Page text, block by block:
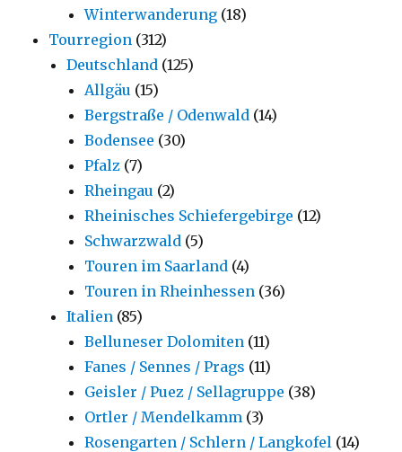
Winterwanderung (18)
Tourregion (312)
Deutschland (125)
Allgäu (15)
Bergstraße / Odenwald (14)
Bodensee (30)
Pfalz (7)
Rheingau (2)
Rheinisches Schiefergebirge (12)
Schwarzwald (5)
Touren im Saarland (4)
Touren in Rheinhessen (36)
Italien (85)
Belluneser Dolomiten (11)
Fanes / Sennes / Prags (11)
Geisler / Puez / Sellagruppe (38)
Ortler / Mendelkamm (3)
Rosengarten / Schlern / Langkofel (14)